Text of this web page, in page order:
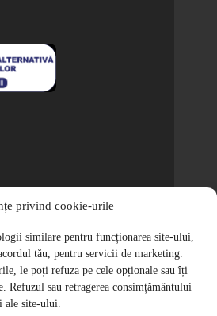
privind cookie-urile
similare pentru funcționarea site-ului,
tău, pentru servicii de marketing.
le poți refuza pe cele opționale sau îți
Refuzul sau retragerea consimțământului
ale site-ului.